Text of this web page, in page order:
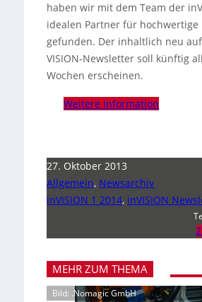
haben wir mit dem Team der
idealen Partner für hochwertige
gefunden. Der inhaltlich neu
VISION-Newsletter soll künftig
Wochen erscheinen.
Weitere Information
27. Oktober 2013
Allgemein, Newsarchiv
inVISION 1 2014, inVISION
MEHR ZUM THEMA
Bild: .Nomagic GmbH